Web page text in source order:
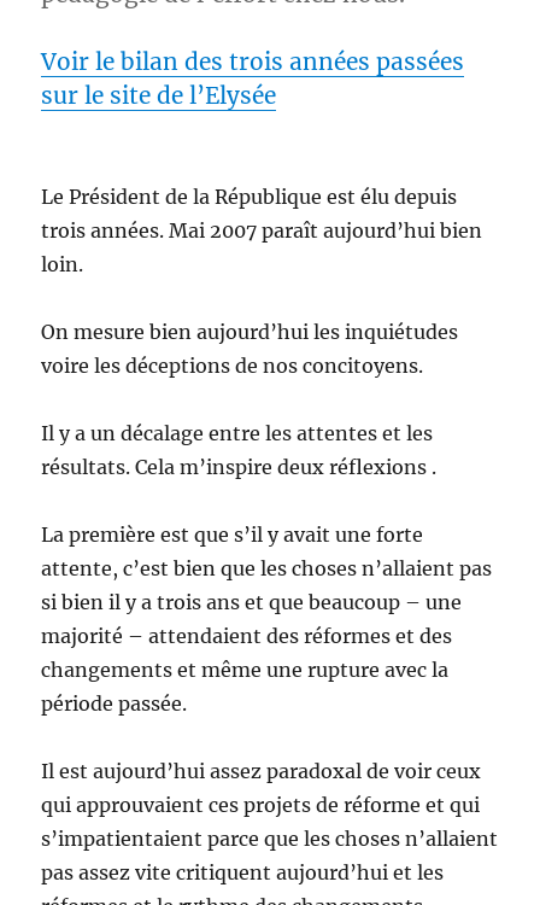
Voir le bilan des trois années passées
sur le site de l’Elysée
Le Président de la République est élu depuis
trois années. Mai 2007 paraît aujourd’hui bien
loin.
On mesure bien aujourd’hui les inquiétudes
voire les déceptions de nos concitoyens.
Il y a un décalage entre les attentes et les
résultats. Cela m’inspire deux réflexions .
La première est que s’il y avait une forte
attente, c’est bien que les choses n’allaient pas
si bien il y a trois ans et que beaucoup – une
majorité – attendaient des réformes et des
changements et même une rupture avec la
période passée.
Il est aujourd’hui assez paradoxal de voir ceux
qui approuvaient ces projets de réforme et qui
s’impatientaient parce que les choses n’allaient
pas assez vite critiquent aujourd’hui et les